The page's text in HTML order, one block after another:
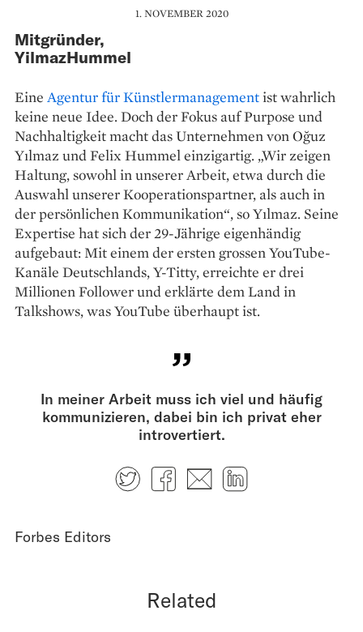
1. NOVEMBER 2020
Mitgründer,
YilmazHummel
Eine Agentur für Künstlermanagementist wahrlich
keine neue Idee. Doch der Fokus auf Purpose und
Nachhaltigkeit macht das Unternehmen von Oğuz
Yılmaz und Felix Hummel einzigartig. „Wir zeigen
Haltung, sowohl in unserer Arbeit, etwa durch die
Auswahl unserer Kooperationspartner, als auch in
der persönlichen Kommunikation“, so Yılmaz. Seine
Expertise hat sich der 29-Jährige eigenhändig
aufgebaut: Mit einem der ersten grossen YouTube-
Kanäle Deutschlands, Y-Titty, erreichte er drei
Millionen Follower und erklärte dem Land in
Talkshows, was YouTube überhaupt ist.
In meiner Arbeit muss ich viel und häufig
kommunizieren, dabei bin ich privat eher
introvertiert.
TwitterFacebook
E-mail
Forbes Editors
Related